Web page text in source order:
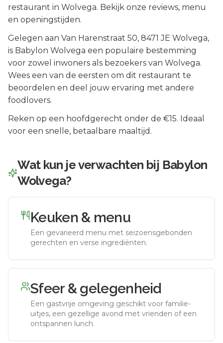
restaurant in Wolvega. Bekijk onze reviews, menu
en openingstijden.
Gelegen aan Van Harenstraat 50, 8471 JE Wolvega,
is Babylon Wolvega een populaire bestemming
voor zowel inwoners als bezoekers van Wolvega.
Wees een van de eersten om dit restaurant te
beoordelen en deel jouw ervaring met andere
foodlovers.
Reken op een hoofdgerecht onder de €15. Ideaal
voor een snelle, betaalbare maaltijd.
Wat kun je verwachten bij Babylon
Wolvega?
Keuken & menu
Een gevarieerd menu met seizoensgebonden
gerechten en verse ingrediënten.
Sfeer & gelegenheid
Een gastvrije omgeving geschikt voor familie-
uitjes, een gezellige avond met vrienden of een
ontspannen lunch.